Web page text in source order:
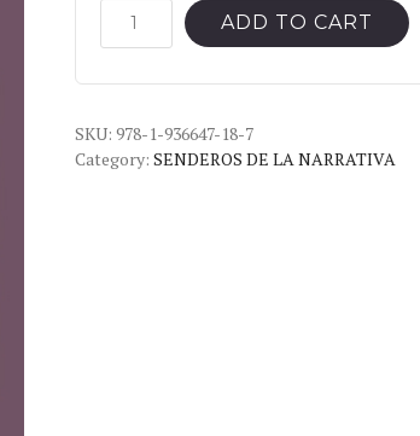
CARTA
PARA
OTROS
CUENTOS
ADD TO CART
SKU: 978-1-936647-18-7
Category: SENDEROS DE LA NARRATIVA